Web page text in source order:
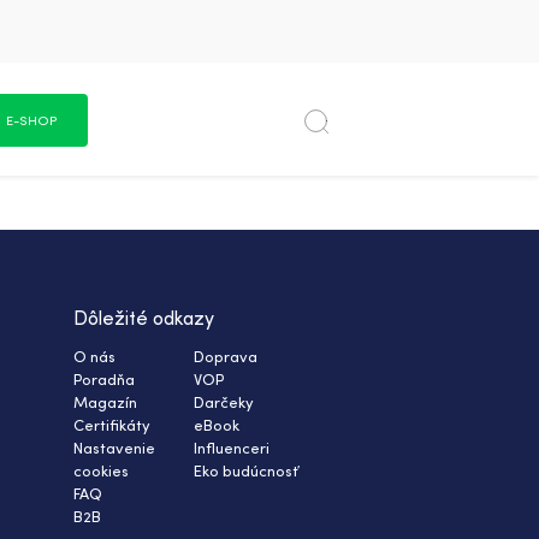
E-SHOP
Dôležité odkazy
O nás
Poradňa
Magazín
Certifikáty
Nastavenie
cookies
FAQ
B2B
Doprava
VOP
Darčeky
eBook
Influenceri
Eko budúcnosť